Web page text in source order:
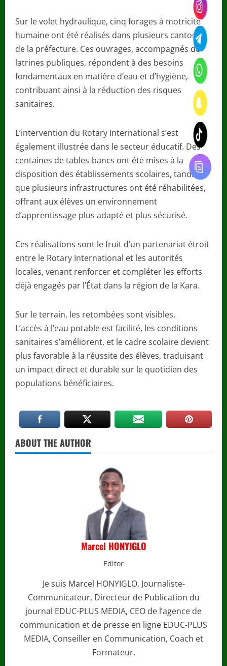
Sur le volet hydraulique, cinq forages à motricité
humaine ont été réalisés dans plusieurs cantons
de la préfecture. Ces ouvrages, accompagnés de
latrines publiques, répondent à des besoins
fondamentaux en matière d’eau et d’hygiène,
contribuant ainsi à la réduction des risques
sanitaires.
L’intervention du Rotary International s’est
également illustrée dans le secteur éducatif. Des
centaines de tables-bancs ont été mises à la
disposition des établissements scolaires, tandis
que plusieurs infrastructures ont été réhabilitées,
offrant aux élèves un environnement
d’apprentissage plus adapté et plus sécurisé.
Ces réalisations sont le fruit d’un partenariat étroit
entre le Rotary International et les autorités
locales, venant renforcer et compléter les efforts
déjà engagés par l’État dans la région de la Kara.
Sur le terrain, les retombées sont visibles.
L’accès à l’eau potable est facilité, les conditions
sanitaires s’améliorent, et le cadre scolaire devient
plus favorable à la réussite des élèves, traduisant
un impact direct et durable sur le quotidien des
populations bénéficiaires.
ABOUT THE AUTHOR
Marcel HONYIGLO
Editor
Je suis Marcel HONYIGLO, Journaliste-
Communicateur, Directeur de Publication du
journal EDUC-PLUS MEDIA, CEO de l’agence de
communication et de presse en ligne EDUC-PLUS
MEDIA, Conseiller en Communication, Coach et
Formateur.